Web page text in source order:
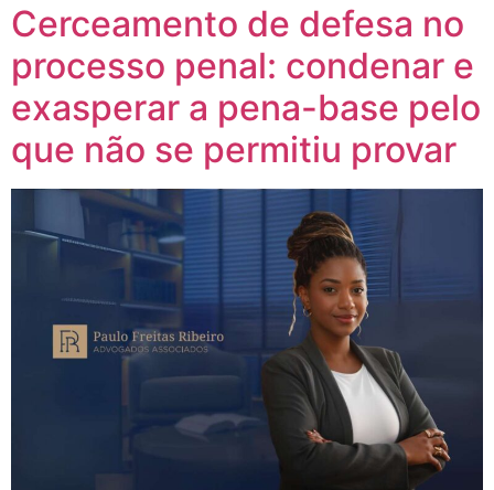
Cerceamento de defesa no
processo penal: condenar e
exasperar a pena-base pelo
que não se permitiu provar